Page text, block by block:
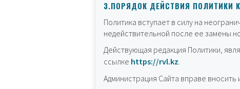
3.ПОРЯДОК ДЕЙСТВИЯ ПОЛИТИКИ
Политика вступает в силу на
недействительной после ее замены
Действующая редакция Политики,
ссылке https://rvl.kz.
Администрация Сайта вправе